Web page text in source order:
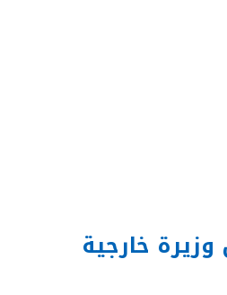
خارجية